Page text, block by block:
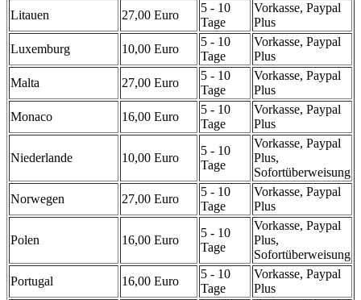
Litauen
27,00 Euro
5 - 10
Tage
Vorkasse, Paypal
Plus
Luxemburg
10,00 Euro
5 - 10
Tage
Vorkasse, Paypal
Plus
Malta
27,00 Euro
5 - 10
Tage
Vorkasse, Paypal
Plus
Monaco
16,00 Euro
5 - 10
Tage
Vorkasse, Paypal
Plus
Niederlande 10,00 Euro
5 - 10
Tage
Vorkasse, Paypal
Plus,
Sofortüberweisung
Norwegen
27,00 Euro
5 - 10
Tage
Vorkasse, Paypal
Plus
Polen 16,00 Euro
5 - 10
Tage
Vorkasse, Paypal
Plus,
Sofortüberweisung
Portugal
16,00 Euro
5 - 10
Tage
Vorkasse, Paypal
Plus